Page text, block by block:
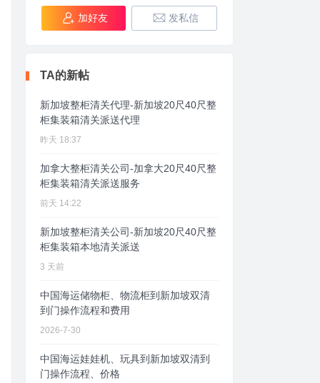
加好友 发私信
TA的新帖
新加坡整柜清关代理-新加坡20尺40尺整
柜集装箱清关派送代理
昨天 18:37
加拿大整柜清关公司-加拿大20尺40尺整
柜集装箱清关派送服务
前天 14:22
新加坡整柜清关公司-新加坡20尺40尺整
柜集装箱本地清关派送
3 天前
中国海运储物柜、物流柜到新加坡双清
到门操作流程和费用
2026-7-30
中国海运娃娃机、玩具到新加坡双清到
门操作流程、价格